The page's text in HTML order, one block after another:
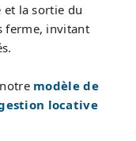
et la sortie du
ferme, invitant
modèle de
locative